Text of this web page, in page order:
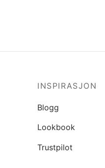
INSPIRASJON
Blogg
Lookbook
Trustpilot